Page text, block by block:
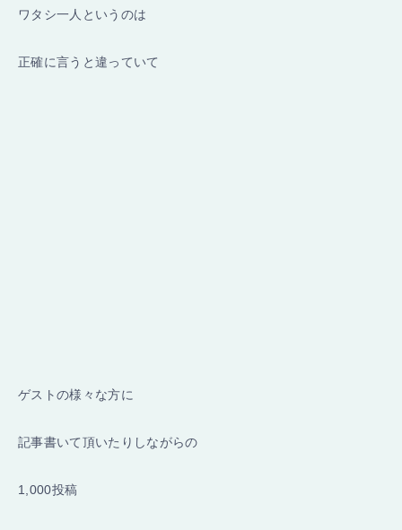
ワタシ一人というのは
正確に言うと違っていて
ゲストの様々な方に
記事書いて頂いたりしながらの
1,000投稿